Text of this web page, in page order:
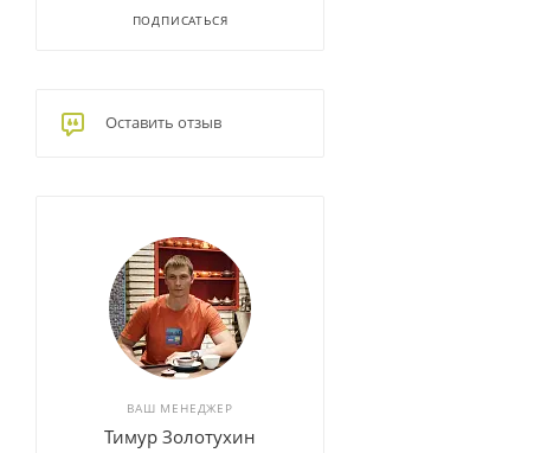
ПОДПИСАТЬСЯ
Оставить отзыв
ВАШ МЕНЕДЖЕР
Тимур Золотухин